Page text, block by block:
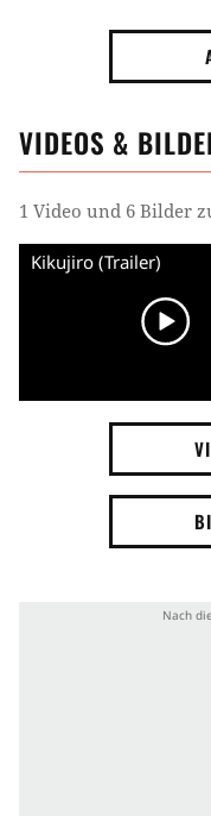
VIDEOS &
1 Video und 6 Bilder
Kikujiro (Trailer)